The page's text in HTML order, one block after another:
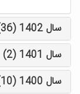
سال 1402 (36)
سال 1401 (2)
سال 1400 (10)